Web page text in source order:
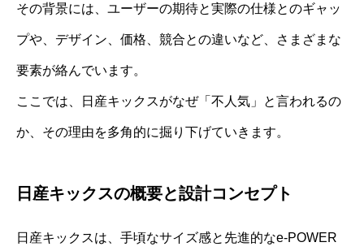
その背景には、ユーザーの期待と実際の仕様とのギャッ
プや、デザイン、価格、競合との違いなど、さまざまな
要素が絡んでいます。
ここでは、日産キックスがなぜ「不人気」と言われるの
か、その理由を多角的に掘り下げていきます。
日産キックスの概要と設計コンセプト
日産キックスは、手頃なサイズ感と先進的なe-POWER